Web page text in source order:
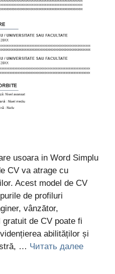
usoara in Word Simplu
CV va atrage cu
Acest model de CV
de profiluri
vânzător,
de CV poate fi
abilităților și
… Читать далее